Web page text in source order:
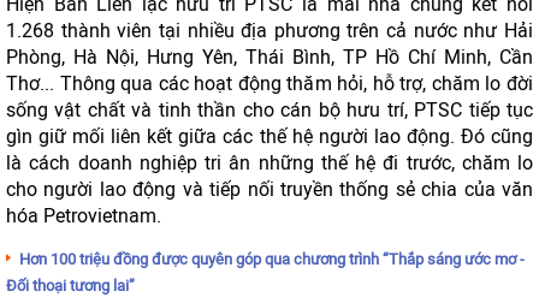
1.268 thành viên tại nhiều địa phương trên cả nước như Hải
Phòng, Hà Nội, Hưng Yên, Thái Bình, TP Hồ Chí Minh, Cần
Thơ... Thông qua các hoạt động thăm hỏi, hỗ trợ, chăm lo đời
sống vật chất và tinh thần cho cán bộ hưu trí, PTSC tiếp tục
gìn giữ mối liên kết giữa các thế hệ người lao động. Đó cũng
là cách doanh nghiệp tri ân những thế hệ đi trước, chăm lo
cho người lao động và tiếp nối truyền thống sẻ chia của văn
hóa Petrovietnam.
Hơn 100 triệu đồng được quyên góp qua chương trình “Thắp sáng ước mơ -
Đối thoại tương lai”